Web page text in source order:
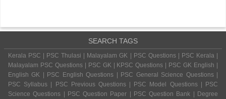
SEARCH TAGS
Kerala PSC | PSC Thulasi | Malayalam GK | PSC Questions | PSC Kerala |
Malayalam PSC Questions | PSC GK | KPSC Questions | PSC GK English |
English GK | PSC English Questions | PSC General Science Questions |
PSC Syllabus | PSC Previous Questions | PSC Model Questions | PSC
Science Questions | PSC Question Paper | PSC Question Bank | Degree